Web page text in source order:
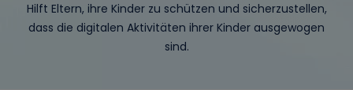
Hilft Eltern, ihre Kinder zu schützen und sicherzustellen,
dass die digitalen Aktivitäten ihrer Kinder ausgewogen
sind.